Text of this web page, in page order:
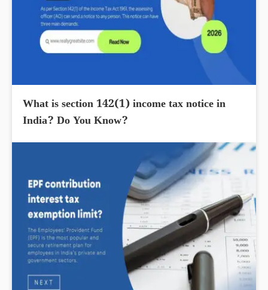
What is section 142(1) income tax notice in
India? Do You Know?